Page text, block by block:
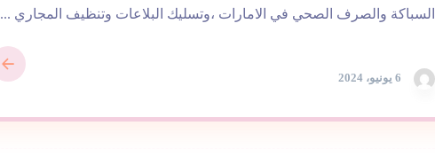
6 يونيو، 2024
السباكة والصرف الصحي في الامارات ،وتسليك البلاعات وتنظيف المجاري ...